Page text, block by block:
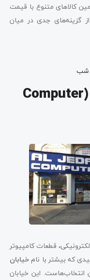
کالاهای متنوع با قیمت
گزینه‌های جدی در میان
خیابان الفهیدی دبی (Computer
قطعات کامپیوتر
که بیشتر با نامخیابان
انتخاب‌هاست. این خیابان